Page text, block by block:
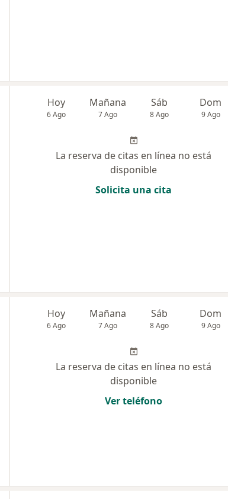
Hoy
6 Ago
Mañana
7 Ago
Sáb
8 Ago
Dom
9 Ago
La reserva de citas en línea no está
disponible
Solicita una cita
Hoy
6 Ago
Mañana
7 Ago
Sáb
8 Ago
Dom
9 Ago
La reserva de citas en línea no está
disponible
Ver teléfono